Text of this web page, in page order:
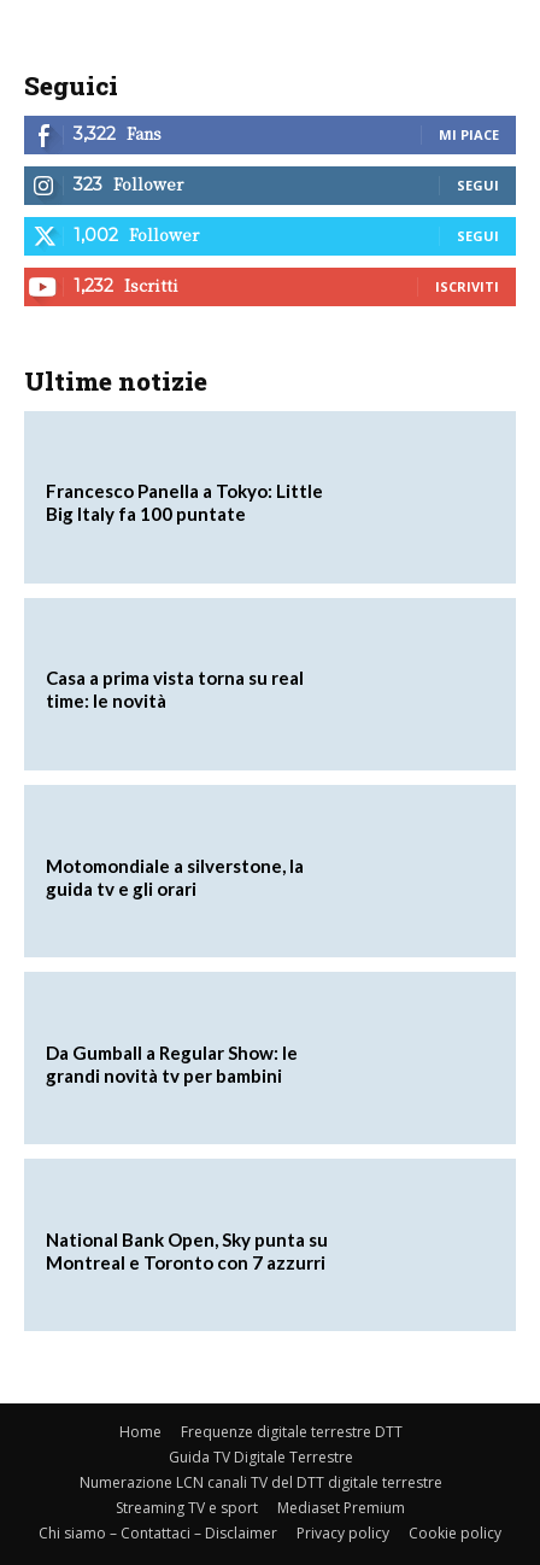
Seguici
3,322 Fans MI PIACE
323 Follower SEGUI
1,002 Follower SEGUI
1,232 Iscritti ISCRIVITI
Ultime notizie
Francesco Panella a Tokyo: Little
Big Italy fa 100 puntate
Casa a prima vista torna su real
time: le novità
Motomondiale a silverstone, la
guida tv e gli orari
Da Gumball a Regular Show: le
grandi novità tv per bambini
National Bank Open, Sky punta su
Montreal e Toronto con 7 azzurri
Home
Frequenze digitale terrestre DTT
Guida TV Digitale Terrestre
Numerazione LCN canali TV del DTT digitale terrestre
Streaming TV e sport
Mediaset Premium
Chi siamo – Contattaci – Disclaimer
Privacy policy Cookie policy